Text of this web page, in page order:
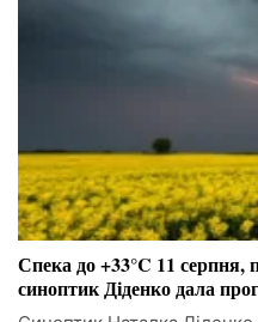
Спека до +33°C 11 серпня,
синоптик Діденко дала